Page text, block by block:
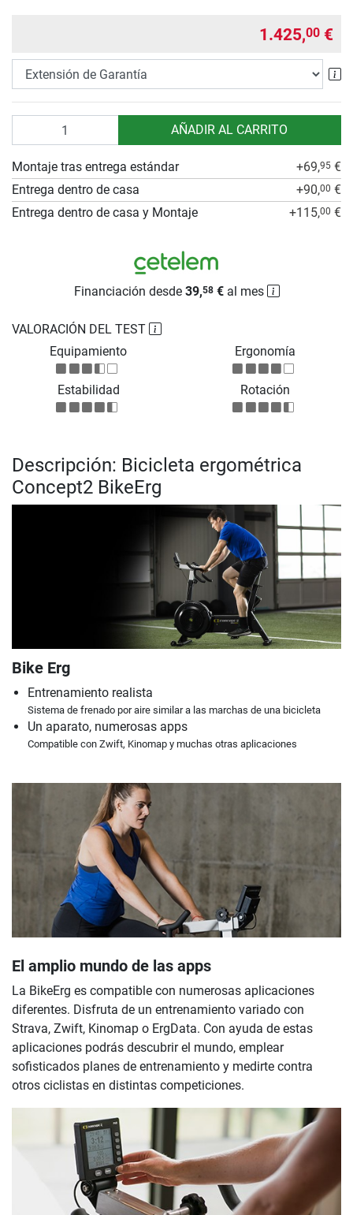
1.425,00 €
AÑADIR AL CARRITO
VALORACIÓN DEL TEST
Equipamiento
Ergonomía
Estabilidad Rotación
Montaje tras entrega estándar +69,95 €
Entrega dentro de casa
+90,00 €
Entrega dentro de casa y Montaje
+115,00 €
Financiación desde 39,58€al mes
Descripción: Bicicleta ergométrica
Concept2 BikeErg
Bike Erg
Entrenamiento realista
Sistema de frenado por aire similar a las marchas de una bicicleta
Un aparato, numerosas apps
Compatible con Zwift, Kinomap y muchas otras aplicaciones
El amplio mundo de las apps
La BikeErg es compatible con numerosas aplicaciones
diferentes. Disfruta de un entrenamiento variado con
Strava, Zwift, Kinomap o ErgData. Con ayuda de estas
aplicaciones podrás descubrir el mundo, emplear
sofisticados planes de entrenamiento y medirte contra
otros ciclistas en distintas competiciones.